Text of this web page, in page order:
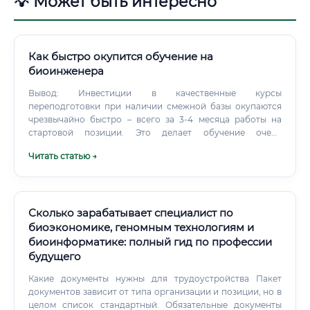
Как быстро окупится обучение на
биоинженера
Вывод: Инвестиции в качественные курсы
переподготовки при наличии смежной базы окупаются
чрезвычайно быстро – всего за 3-4 месяца работы на
стартовой позиции. Это делает обучение очень
в вузе на платной основе окупится значительно позже,
Читать статью →
Сколько зарабатывает специалист по
биоэкономике, геномным технологиям и
биоинформатике: полный гид по профессии
будущего
Какие документы нужны для трудоустройства Пакет
документов зависит от типа организации и позиции, но в
целом список стандартный. Обязательные документы